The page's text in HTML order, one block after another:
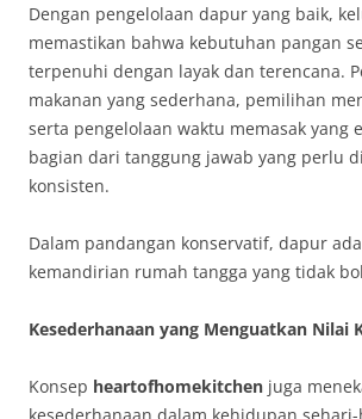
Dengan pengelolaan dapur yang baik,
memastikan bahwa kebutuhan pangan
terpenuhi dengan layak dan terencana.
makanan yang sederhana, pemilihan
serta pengelolaan waktu memasak yang
bagian dari tanggung jawab yang perlu
konsisten.
Dalam pandangan konservatif, dapur
kemandirian rumah tangga yang tidak
Kesederhanaan yang Menguatkan Nilai
Konsep heartofhomekitchen juga
kesederhanaan dalam kehidupan